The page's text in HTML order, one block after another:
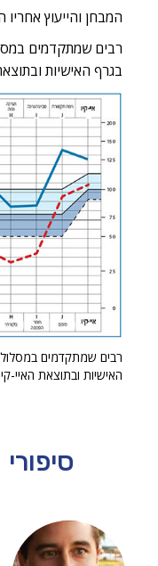
המבחן והייעוץ אחריו
רבים שמתקדמים
בגרף האישיות
רבים שמתקדמים
האישיות ובתוצאת האיי-